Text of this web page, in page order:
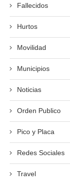
Fallecidos
Hurtos
Movilidad
Municipios
Noticias
Orden Publico
Pico y Placa
Redes Sociales
Travel